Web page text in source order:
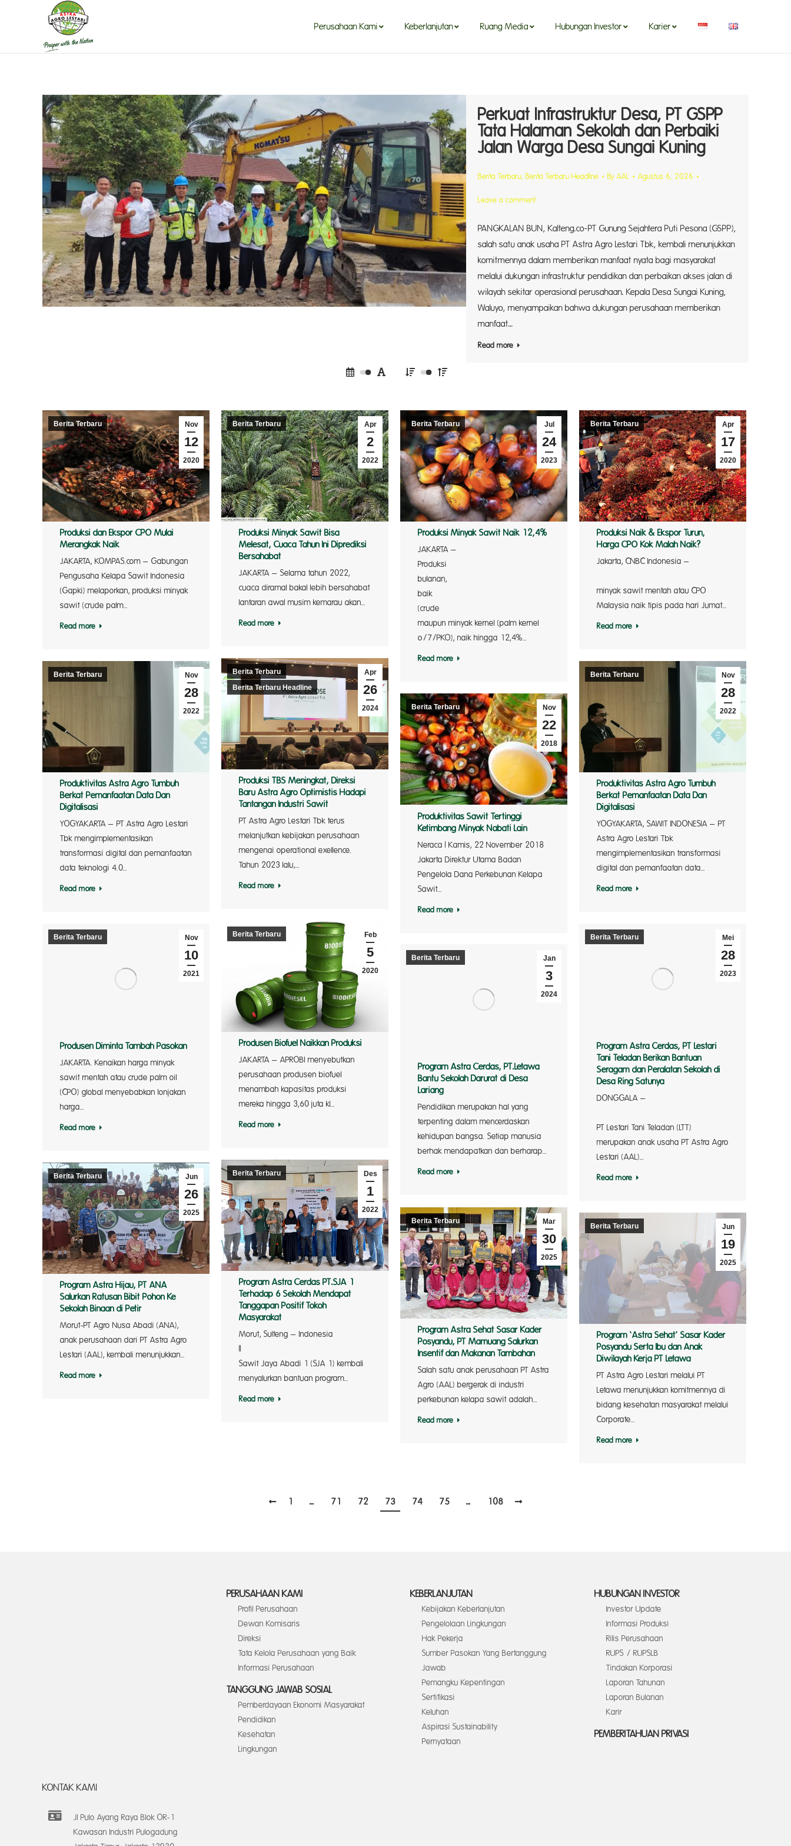
Perusahaan Kami Keberlanjutan Ruang Media Hubungan Investor Karier
Perkuat Infrastruktur Desa, PT GSPP
Tata Halaman Sekolah dan Perbaiki
Jalan Warga Desa Sungai Kuning
Berita Terbaru, Berita Terbaru Headline By AAL Agustus 6, 2026
Leave a comment
PANGKALAN BUN, Kalteng.co-PT Gunung Sejahtera Puti Pesona (GSPP),
salah satu anak usaha PT Astra Agro Lestari Tbk, kembali menunjukkan
komitmennya dalam memberikan manfaat nyata bagi masyarakat
melalui dukungan infrastruktur pendidikan dan perbaikan akses jalan di
wilayah sekitar operasional perusahaan. Kepala Desa Sungai Kuning,
Waluyo, menyampaikan bahwa dukungan perusahaan memberikan
manfaat…
Read more
Nov
12
2020
Berita Terbaru
Produksi dan Ekspor CPO Mulai
Merangkak Naik
JAKARTA, KOMPAS.com – Gabungan
Pengusaha Kelapa Sawit Indonesia
(Gapki) melaporkan, produksi minyak
sawit (crude palm…
Read more
Apr
2
2022
Berita Terbaru
Produksi Minyak Sawit Bisa
Melesat, Cuaca Tahun Ini Diprediksi
Bersahabat
JAKARTA – Selama tahun 2022,
cuaca diramal bakal lebih bersahabat
lantaran awal musim kemarau akan…
Read more
Jul
24
2023
Berita Terbaru
Produksi Minyak Sawit Naik 12,4%
JAKARTA –
Produksi
bulanan,
baik
(crude palm
maupun minyak kernel (palm kernel
o/7/PKO), naik hingga 12,4%…
Read more
Apr
17
2020
Berita Terbaru
Produksi Naik & Ekspor Turun,
Harga CPO Kok Malah Naik?
Jakarta, CNBC Indonesia –
minyak sawit mentah atau CPO
Malaysia naik tipis pada hari Jumat…
Read more
Apr
26
2024
Berita Terbaru
Berita Terbaru Headline
Produksi TBS Meningkat, Direksi
Baru Astra Agro Optimistis Hadapi
Tantangan Industri Sawit
PT Astra Agro Lestari Tbk terus
melanjutkan kebijakan perusahaan
mengenai operational exellence.
Tahun 2023 lalu,…
Read more
Nov
28
2022
Berita Terbaru
Produktivitas Astra Agro Tumbuh
Berkat Pemanfaatan Data Dan
Digitalisasi
YOGYAKARTA – PT Astra Agro Lestari
Tbk mengimplementasikan
transformasi digital dan pemanfaatan
data teknologi 4.0…
Read more
Nov
28
2022
Berita Terbaru
Produktivitas Astra Agro Tumbuh
Berkat Pemanfaatan Data Dan
Digitalisasi
YOGYAKARTA, SAWIT INDONESIA – PT
Astra Agro Lestari Tbk
mengimplementasikan transformasi
digital dan pemanfaatan data…
Read more
Nov
22
2018
Berita Terbaru
Produktivitas Sawit Tertinggi
Ketimbang Minyak Nabati Lain
Neraca | Kamis, 22 November 2018
Jakarta Direktur Utama Badan
Pengelola Dana Perkebunan Kelapa
Sawit…
Read more
Feb
5
2020
Berita Terbaru
Produsen Biofuel Naikkan Produksi
JAKARTA – APROBI menyebutkan
perusahaan produsen biofuel
menambah kapasitas produksi
mereka hingga 3,60 juta kl…
Read more
Nov
10
2021
Berita Terbaru
Produsen Diminta Tambah Pasokan
JAKARTA. Kenaikan harga minyak
sawit rnentah atau crude palm oil
(CPO) global menyebabkan lonjakan
harga…
Read more
Mei
28
2023
Berita Terbaru
Program Astra Cerdas, PT Lestari
Tani Teladan Berikan Bantuan
Seragam dan Peralatan Sekolah di
Desa Ring Satunya
DONGGALA –
PT Lestari Tani Teladan (LTT)
merupakan anak usaha PT Astra Agro
Lestari (AAL)…
Read more
Jan
3
2024
Berita Terbaru
Program Astra Cerdas, PT.Letawa
Bantu Sekolah Darurat di Desa
Lariang
Pendidikan merupakan hal yang
terpenting dalam mencerdaskan
kehidupan bangsa. Setiap manusia
berhak mendapatkan dan berharap…
Read more
Des
1
2022
Berita Terbaru
Program Astra Cerdas PT.SJA 1
Terhadap 6 Sekolah Mendapat
Tanggapan Positif Tokoh
Masyarakat
Morut, Sulteng – Indonesia
|| PT
Sawit Jaya Abadi 1 (SJA 1) kembali
menyalurkan bantuan program…
Read more
Jun
26
2025
Berita Terbaru
Program Astra Hijau, PT ANA
Salurkan Ratusan Bibit Pohon Ke
Sekolah Binaan di Petir
Morut-PT Agro Nusa Abadi (ANA),
anak perusahaan dari PT Astra Agro
Lestari (AAL), kembali menunjukkan…
Read more
Mar
30
2025
Berita Terbaru
Program Astra Sehat Sasar Kader
Posyandu, PT Mamuang Salurkan
Insentif dan Makanan Tambahan
Salah satu anak perusahaan PT Astra
Agro (AAL) bergerak di industri
perkebunan kelapa sawit adalah…
Read more
Jun
19
2025
Berita Terbaru
Program ‘Astra Sehat’ Sasar Kader
Posyandu Serta Ibu dan Anak
Diwilayah Kerja PT Letawa
PT Astra Agro Lestari melalui PT
Letawa menunjukkan komitmennya di
bidang kesehatan masyarakat melalui
Corporate…
Read more
1 … 71 72 73 74 75 … 108
PERUSAHAAN KAMI
Profil Perusahaan
Dewan Komisaris
Direksi
Tata Kelola Perusahaan yang Baik
Informasi Perusahaan
TANGGUNG JAWAB SOSIAL
Pemberdayaan Ekonomi Masyarakat
Pendidikan
Kesehatan
Lingkungan
KEBERLANJUTAN
Kebijakan Keberlanjutan
Pengelolaan Lingkungan
Hak Pekerja
Sumber Pasokan Yang Bertanggung
Jawab
Pemangku Kepentingan
Sertifikasi
Keluhan
Aspirasi Sustainability
Pernyataan
HUBUNGAN INVESTOR
Investor Update
Informasi Produksi
Rilis Perusahaan
RUPS / RUPSLB
Tindakan Korporasi
Laporan Tahunan
Laporan Bulanan
Karir
PEMBERITAHUAN PRIVASI
KONTAK KAMI
Jl Pulo Ayang Raya Blok OR-1
Kawasan Industri Pulogadung
Perusahaan Kami Keberlanjutan Ruang Media Hubungan Investor Karier